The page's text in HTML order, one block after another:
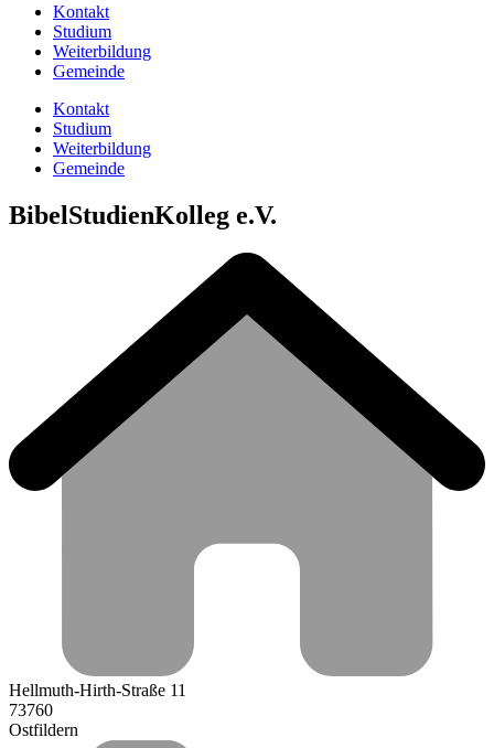
Kontakt
Studium
Weiterbildung
Gemeinde
Kontakt
Studium
Weiterbildung
Gemeinde
BibelStudienKolleg e.V.
Hellmuth-Hirth-Straße 11
73760
Ostfildern